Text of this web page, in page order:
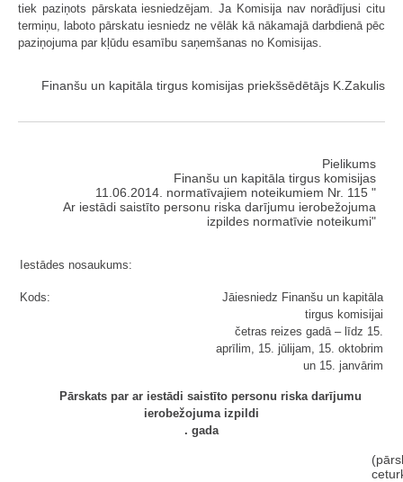
tiek paziņots pārskata iesniedzējam. Ja Komisija nav norādījusi citu
termiņu, laboto pārskatu iesniedz ne vēlāk kā nākamajā darbdienā pēc
paziņojuma par kļūdu esamību saņemšanas no Komisijas.
Finanšu un kapitāla tirgus komisijas priekšsēdētājs K.Zakulis
Pielikums
Finanšu un kapitāla tirgus komisijas
11.06.2014. normatīvajiem noteikumiem Nr. 115 "
Ar iestādi saistīto personu riska darījumu ierobežojuma
izpildes normatīvie noteikumi"
Iestādes nosaukums:
Kods:
Jāiesniedz Finanšu un kapitāla
tirgus komisijai
četras reizes gadā – līdz 15.
aprīlim, 15. jūlijam, 15. oktobrim
un 15. janvārim
Pārskats par ar iestādi saistīto personu riska darījumu
ierobežojuma izpildi
. gada